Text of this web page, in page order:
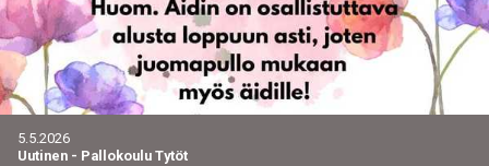
5.5.2026
Uutinen - Pallokoulu Tytöt